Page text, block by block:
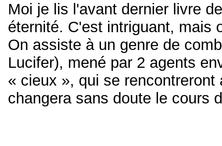
Moi je lis l'avant dernier livre
éternité. C'est intriguant, mais
On assiste à un genre de
Lucifer), mené par 2 agents
« cieux », qui se
changera sans doute le cours